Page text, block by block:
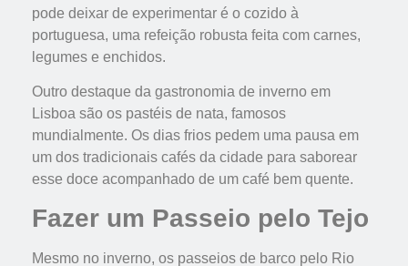
pode deixar de experimentar é o cozido à
portuguesa, uma refeição robusta feita com carnes,
legumes e enchidos.
Outro destaque da gastronomia de inverno em
Lisboa são os pastéis de nata, famosos
mundialmente. Os dias frios pedem uma pausa em
um dos tradicionais cafés da cidade para saborear
esse doce acompanhado de um café bem quente.
Fazer um Passeio pelo Tejo
Mesmo no inverno, os passeios de barco pelo Rio